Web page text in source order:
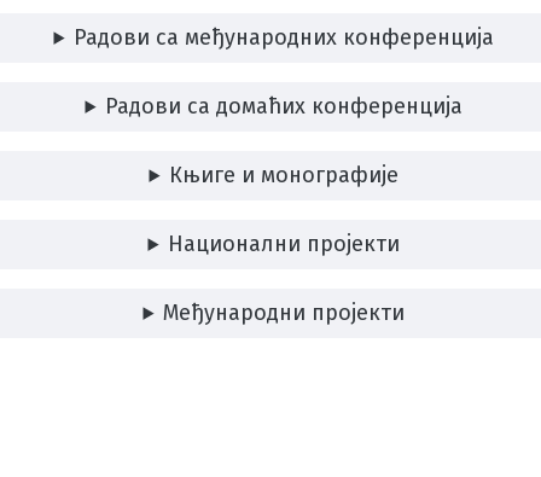
Радови са међународних конференција
Радови са домаћих конференција
Књиге и монографије
Национални пројекти
Међународни пројекти